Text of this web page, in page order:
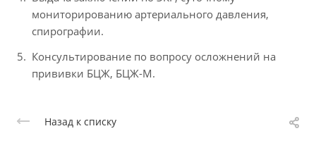
мониторированию артериального давления,
спирографии.
Консультирование по вопросу осложнений на
прививки БЦЖ, БЦЖ-М.
Назад к списку